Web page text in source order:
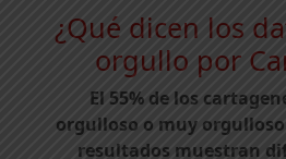
¿Qué dicen los
orgullo por
El 55% de los
orgulloso o muy
resultados muestran